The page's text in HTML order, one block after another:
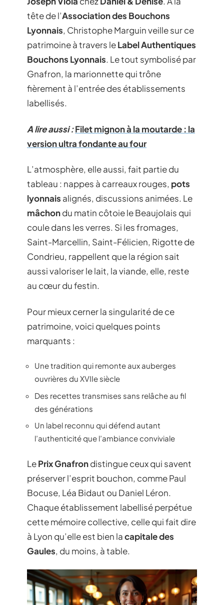
tête de l’Association des Bouchons
Lyonnais, Christophe Marguin veille sur ce
patrimoine à travers leLabel Authentiques
Bouchons Lyonnais. Le tout symbolisé par
Gnafron, la marionnette qui trône
fièrement à l’entrée des établissements
labellisés.
A lire aussi :Filet mignon à la moutarde : la
version ultra fondante au four
L’atmosphère, elle aussi, fait partie du
tableau : nappes à carreaux rouges, pots
lyonnais alignés, discussions animées. Le
mâchondu matin côtoie le Beaujolais qui
coule dans les verres. Si les fromages,
Saint-Marcellin, Saint-Félicien, Rigotte de
Condrieu, rappellent que la région sait
aussi valoriser le lait, la viande, elle, reste
au cœur du festin.
Pour mieux cerner la singularité de ce
patrimoine, voici quelques points
marquants :
Une tradition qui remonte aux auberges
ouvrières du XVIIe siècle
Des recettes transmises sans relâche au fil
des générations
Un label reconnu qui défend autant
l’authenticité que l’ambiance conviviale
LePrix Gnafrondistingue ceux qui savent
préserver l’esprit bouchon, comme Paul
Bocuse, Léa Bidaut ou Daniel Léron.
Chaque établissement labellisé perpétue
cette mémoire collective, celle qui fait dire
à Lyon qu’elle est bien lacapitale des
Gaules, du moins, à table.